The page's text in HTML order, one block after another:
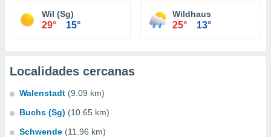
Wil (Sg)
29° 15°
Wildhaus
25° 13°
Localidades cercanas
Walenstadt (9.09 km)
Buchs (Sg) (10.65 km)
Schwende (11.96 km)